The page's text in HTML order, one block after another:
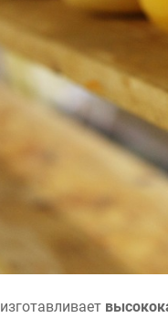
изготавливает